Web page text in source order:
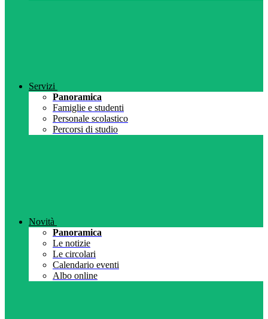
Servizi
Panoramica
Famiglie e studenti
Personale scolastico
Percorsi di studio
Novità
Panoramica
Le notizie
Le circolari
Calendario eventi
Albo online